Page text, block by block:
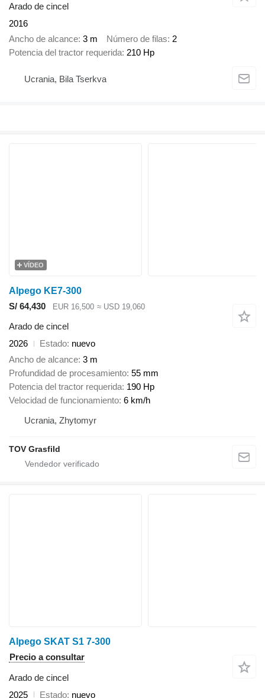
Arado de cincel
2016
Ancho de alcance 3 m Número de filas 2
Potencia del tractor requerida 210 Hp
Ucrania, Bila Tserkva
VÍDEO
Alpego KE7-300
S/ 64,430
EUR 16,500 ≈ USD 19,060
Arado de cincel
2026
Estado nuevo
Ancho de alcance 3 m
Profundidad de procesamiento 55 mm
Potencia del tractor requerida 190 Hp
Velocidad de funcionamiento 6 km/h
Ucrania, Zhytomyr
TOV Grasfild
Alpego SKAT S1 7-300
Precio a consultar
Arado de cincel
2025
Estado nuevo